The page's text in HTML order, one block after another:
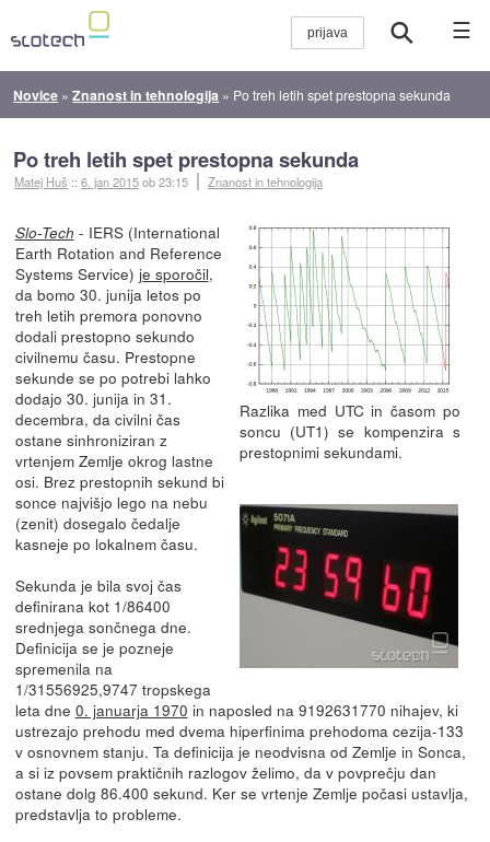
☰
Novice »Znanost in tehnologija » Po treh letih spet prestopna sekunda
Po treh letih spet prestopna sekunda
Matej Huš ::6. jan 2015ob 23:15 Znanost in tehnologija
Razlika med UTC in časom po
soncu (UT1) se kompenzira s
prestopnimi sekundami.
Slo-Tech - IERS (International
Earth Rotation and Reference
Systems Service) je sporočil,
da bomo 30. junija letos po
treh letih premora ponovno
dodali prestopno sekundo
civilnemu času. Prestopne
sekunde se po potrebi lahko
dodajo 30. junija in 31.
decembra, da civilni čas
ostane sinhroniziran z
vrtenjem Zemlje okrog lastne
osi. Brez prestopnih sekund bi
sonce najvišjo lego na nebu
(zenit) dosegalo čedalje
kasneje po lokalnem času.
Sekunda je bila svoj čas
definirana kot 1/86400
srednjega sončnega dne.
Definicija se je pozneje
spremenila na
1/31556925,9747 tropskega
leta dne 0. januarja 1970 in naposled na 9192631770 nihajev, ki
ustrezajo prehodu med dvema hiperfinima prehodoma cezija-133
v osnovnem stanju. Ta definicija je neodvisna od Zemlje in Sonca,
a si iz povsem praktičnih razlogov želimo, da v povprečju dan
ostane dolg 86.400 sekund. Ker se vrtenje Zemlje počasi ustavlja,
predstavlja to probleme.